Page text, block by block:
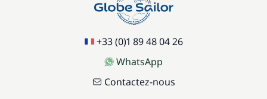
+33 (0)1 89 48 04 26
WhatsApp
Contactez-nous